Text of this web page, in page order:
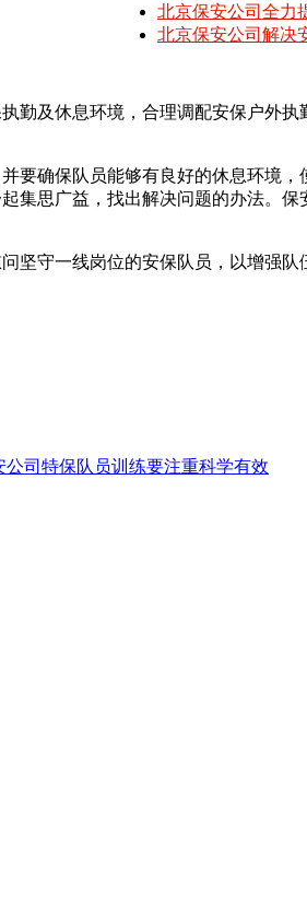
北京保安公司全力
北京保安公司解决
勤及休息环境，合理调配安保户外
确保队员能够有良好的休息环境，
集思广益，找出解决问题的办法。
守一线岗位的安保队员，以增强队
公司特保队员训练要注重科学有效